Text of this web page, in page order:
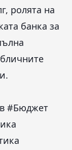
ролята на
банка за
#Бюджет